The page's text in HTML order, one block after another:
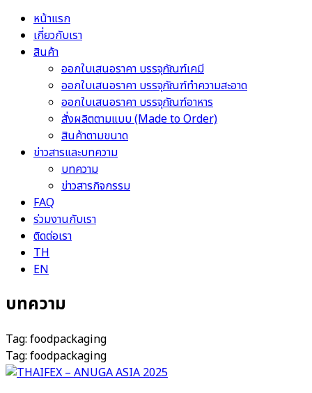
หน้าแรก
เกี่ยวกับเรา
สินค้า
ออกใบเสนอราคา บรรจุภัณฑ์เคมี
ออกใบเสนอราคา บรรจุภัณฑ์ทำความสะอาด
ออกใบเสนอราคา บรรจุภัณฑ์อาหาร
สั่งผลิตตามแบบ (Made to Order)
สินค้าตามขนาด
ข่าวสารและบทความ
บทความ
ข่าวสารกิจกรรม
FAQ
ร่วมงานกับเรา
ติดต่อเรา
TH
EN
บทความ
Tag: foodpackaging
Tag: foodpackaging